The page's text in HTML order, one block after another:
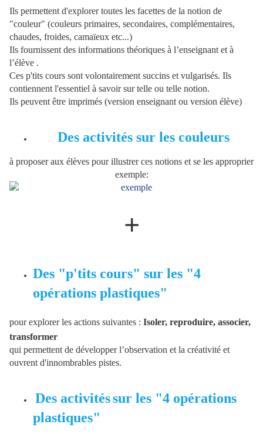
Ils permettent d'explorer toutes les facettes de la notion de
"couleur" (couleurs primaires, secondaires, complémentaires,
chaudes, froides, camaïeux etc...)
Ils fournissent des informations théoriques à l’enseignant et à
l’élève .
Ces p'tits cours sont volontairement succins et vulgarisés. Ils
contiennent l'essentiel à savoir sur telle ou telle notion.
Ils peuvent être imprimés (version enseignant ou version élève)
Des activités sur les couleurs
à proposer aux élèves pour illustrer ces notions et se les approprier
exemple:
+
Des "p'tits cours" sur les "4
opérations plastiques"
pour explorer les actions suivantes : Isoler, reproduire, associer,
transformer
qui permettent de développer l’observation et la créativité et
ouvrent d'innombrables pistes.
Des activitéssur les "4 opérations
plastiques"